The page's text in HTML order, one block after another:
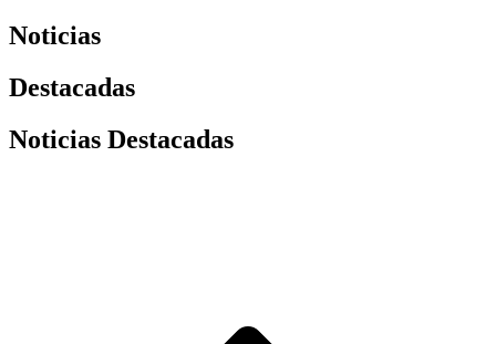
Noticias
Destacadas
Noticias Destacadas